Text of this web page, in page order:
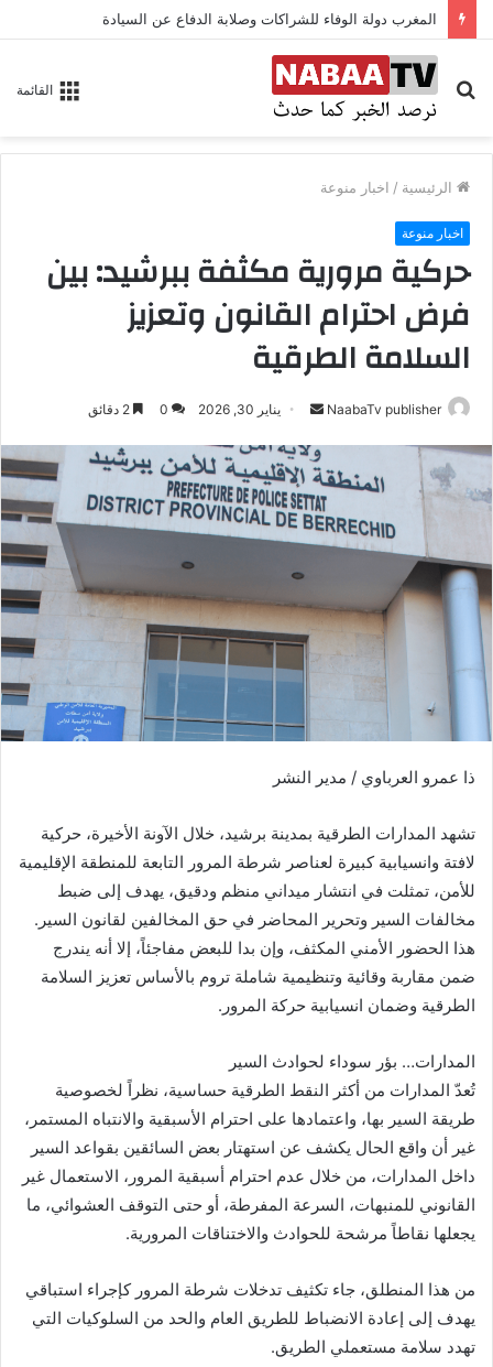
المغرب دولة الوفاء للشراكات وصلابة الدفاع عن السيادة
القائمة
بحث
عن
الرئيسية / اخبار منوعة
اخبار منوعة
حركية مرورية مكثفة ببرشيد: بين
فرض احترام القانون وتعزيز
السلامة الطرقية
NaabaTv publisher
س
ل
ب
ر
ا
إ
و
ي
ا
يناير 30, 2026 0
ذا عمرو العرباوي / مدير النشر
تشهد المدارات الطرقية بمدينة برشيد، خلال الآونة الأخيرة، حركية
لافتة وانسيابية كبيرة لعناصر شرطة المرور التابعة للمنطقة الإقليمية
للأمن، تمثلت في انتشار ميداني منظم ودقيق، يهدف إلى ضبط
مخالفات السير وتحرير المحاضر في حق المخالفين لقانون السير.
هذا الحضور الأمني المكثف، وإن بدا للبعض مفاجئاً، إلا أنه يندرج
ضمن مقاربة وقائية وتنظيمية شاملة تروم بالأساس تعزيز السلامة
الطرقية وضمان انسيابية حركة المرور.
المدارات… بؤر سوداء لحوادث السير
تُعدّ المدارات من أكثر النقط الطرقية حساسية، نظراً لخصوصية
طريقة السير بها، واعتمادها على احترام الأسبقية والانتباه المستمر،
غير أن واقع الحال يكشف عن استهتار بعض السائقين بقواعد السير
داخل المدارات، من خلال عدم احترام أسبقية المرور، الاستعمال غير
القانوني للمنبهات، السرعة المفرطة، أو حتى التوقف العشوائي، ما
يجعلها نقاطاً مرشحة للحوادث والاختناقات المرورية.
من هذا المنطلق، جاء تكثيف تدخلات شرطة المرور كإجراء استباقي
يهدف إلى إعادة الانضباط للطريق العام والحد من السلوكيات التي
تهدد سلامة مستعملي الطريق.